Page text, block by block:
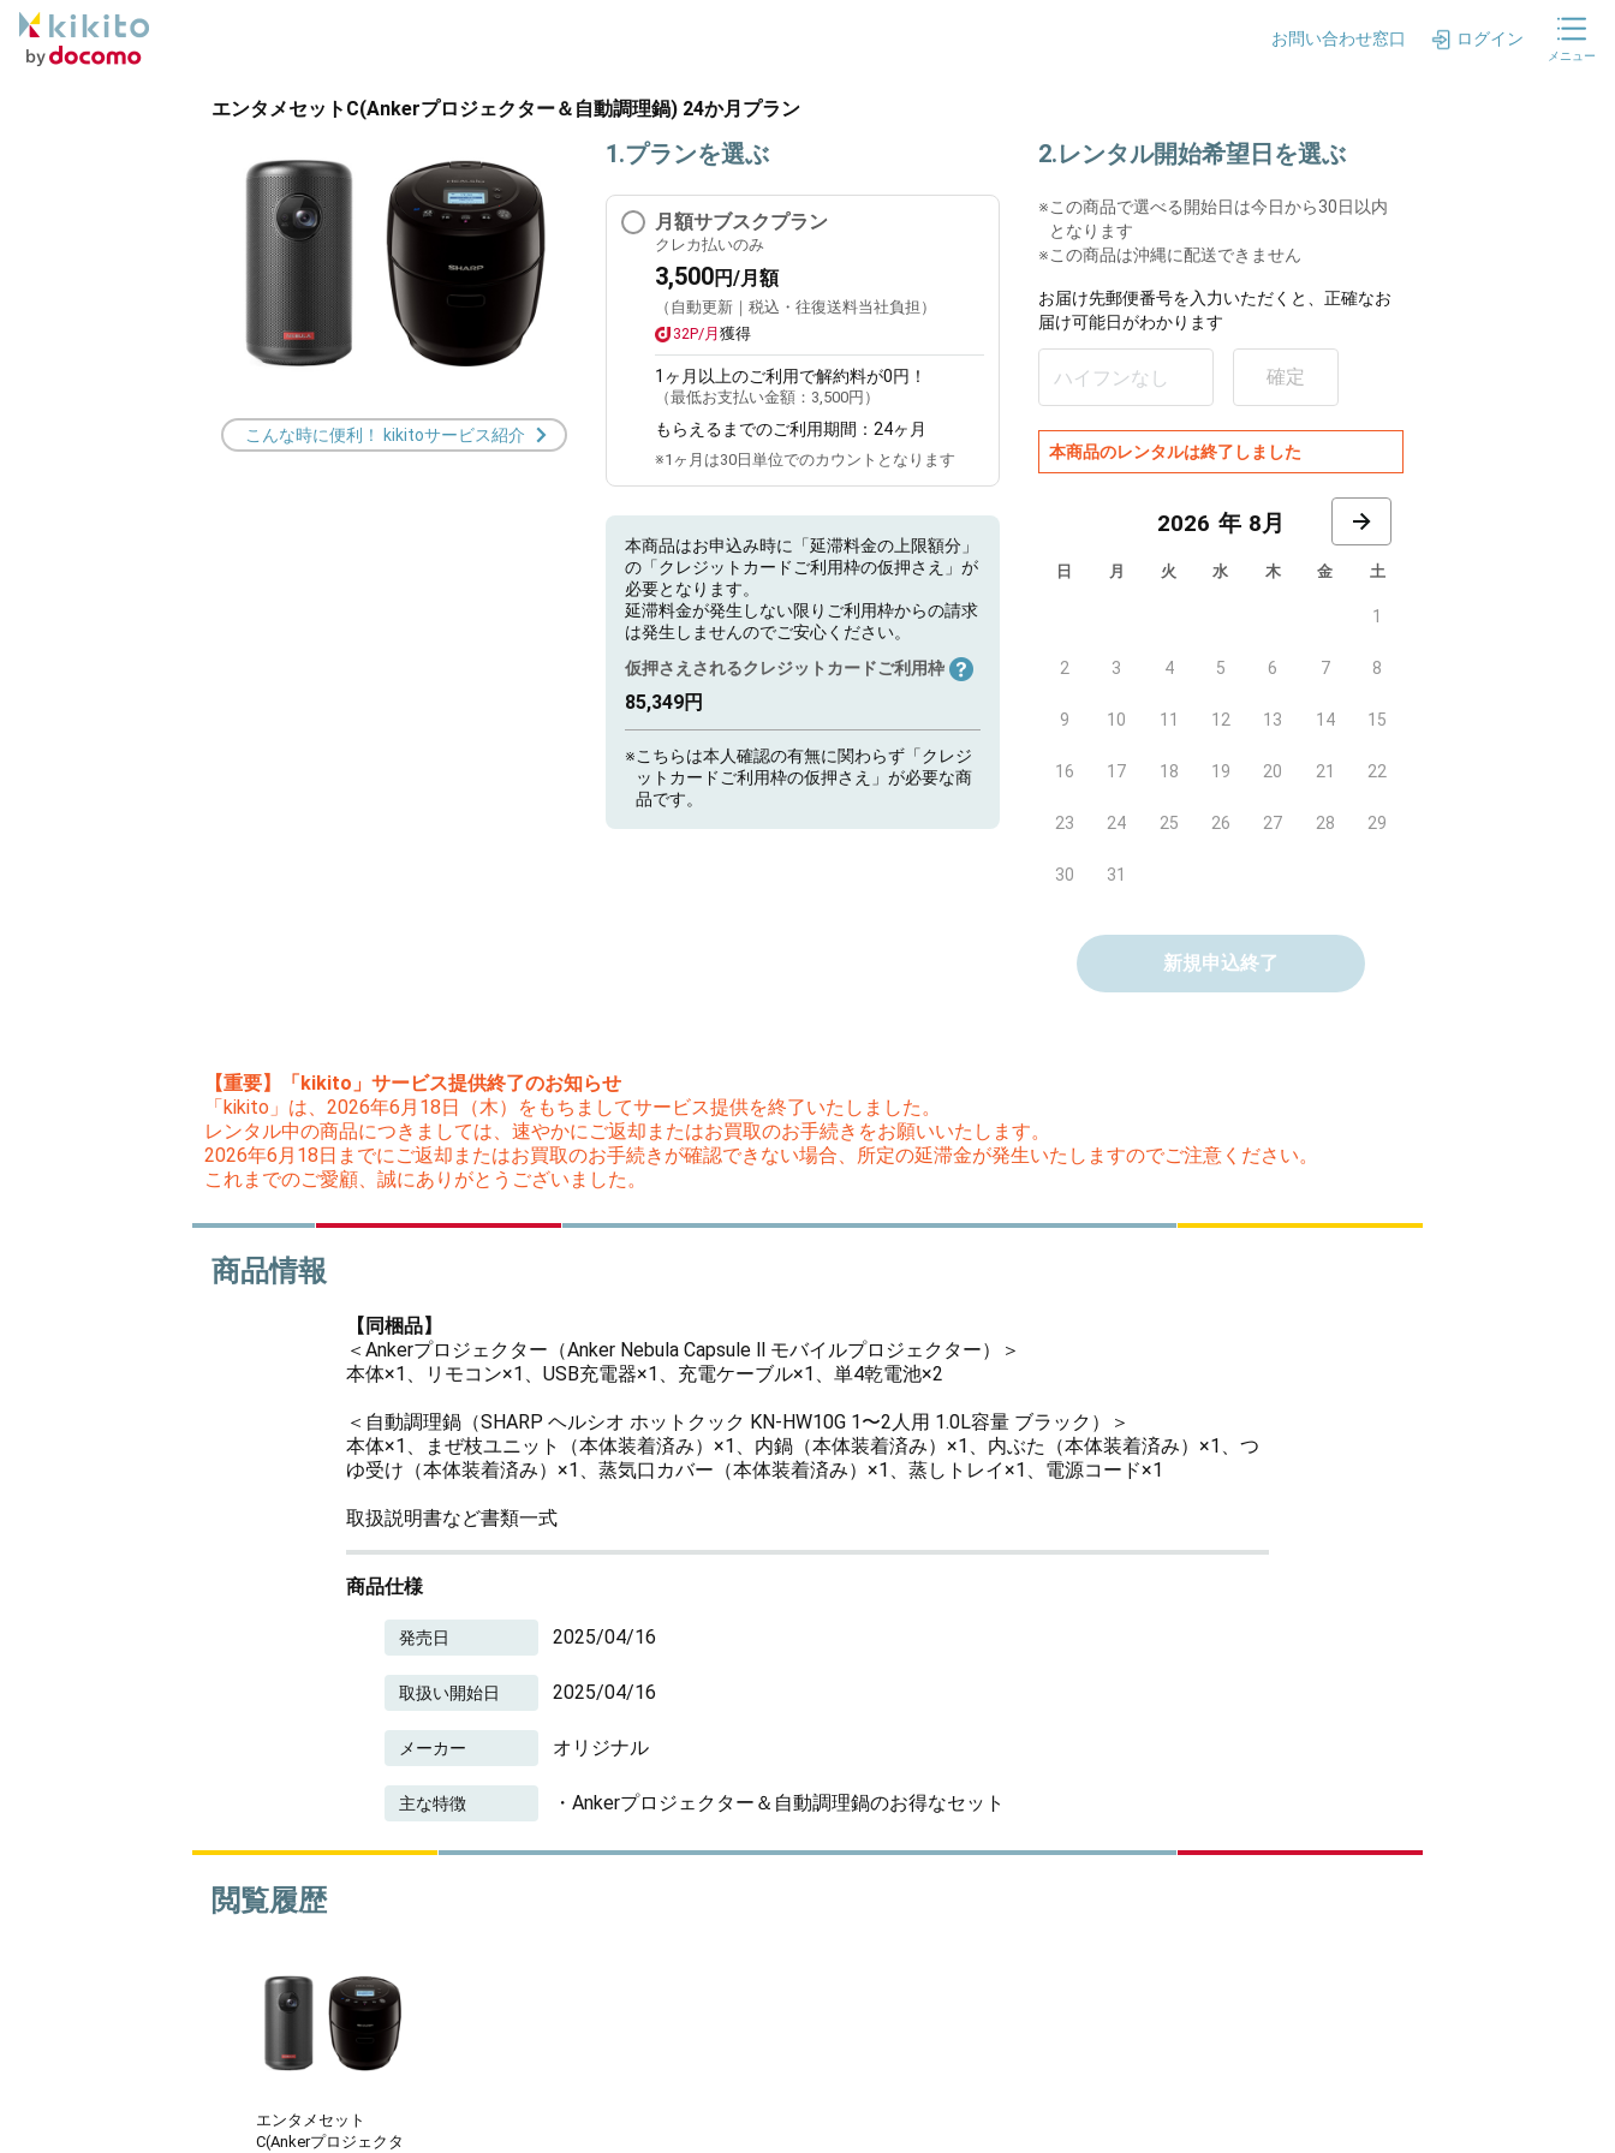
お問い合わせ窓口 ログイン
メニュー
エンタメセットC(Ankerプロジェクター＆自動調理鍋) 24か月プラン
こんな時に便利！ kikitoサービス紹介
1.プランを選ぶ
月額サブスクプラン
クレカ払いのみ
3,500円/月額
（自動更新｜税込・往復送料当社負担）
32P/月 獲得
1ヶ月 以上のご利用で解約料が0円！
（最低お支払い金額： 3,500円 ）
もらえるまでのご利用期間： 24ヶ月
※1ヶ月は30日単位でのカウントとなります
本商品はお申込み時に「延滞料金の上限額分」
の「クレジットカードご利用枠の仮押さえ」が
必要となります。
延滞料金が発生しない限りご利用枠からの請求
は発生しませんのでご安心ください。
仮押さえされるクレジットカードご利用枠
85,349円
※こちらは本人確認の有無に関わらず「クレジ
ットカードご利用枠の仮押さえ」が必要な商
品です。
2.レンタル開始希望日を選ぶ
※この商品で選べる開始日は今日から30日以内
となります
※この商品は沖縄に配送できません
お届け先郵便番号を入力いただくと、正確なお
届け可能日がわかります
確定
本商品のレンタルは終了しました
8月
日 月 火 水 木 金 土
1
2 3 4 5 6 7 8
9 10 11 12 13 14 15
16 17 18 19 20 21 22
23 24 25 26 27 28 29
30 31
新規申込終了
【重要】「kikito」サービス提供終了のお知らせ
「kikito」は、2026年6月18日（木）をもちましてサービス提供を終了いたしました。
レンタル中の商品につきましては、速やかにご返却またはお買取のお手続きをお願いいたします。
2026年6月18日までにご返却またはお買取のお手続きが確認できない場合、所定の延滞金が発生いたしますのでご注意ください。
これまでのご愛顧、誠にありがとうございました。
商品情報
【同梱品】
＜Ankerプロジェクター（Anker Nebula Capsule ll モバイルプロジェクター）＞
本体×1、リモコン×1、USB充電器×1、充電ケーブル×1、単4乾電池×2
＜自動調理鍋（SHARP ヘルシオ ホットクック KN-HW10G 1〜2人用 1.0L容量 ブラック）＞
本体×1、まぜ枝ユニット（本体装着済み）×1、内鍋（本体装着済み）×1、内ぶた（本体装着済み）×1、つ
ゆ受け（本体装着済み）×1、蒸気口カバー（本体装着済み）×1、蒸しトレイ×1、電源コード×1
取扱説明書など書類一式
商品仕様
発売日 2025/04/16
取扱い開始日 2025/04/16
メーカー オリジナル
主な特徴 ・Ankerプロジェクター＆自動調理鍋のお得なセット
閲覧履歴
エンタメセット
C(Ankerプロジェクタ